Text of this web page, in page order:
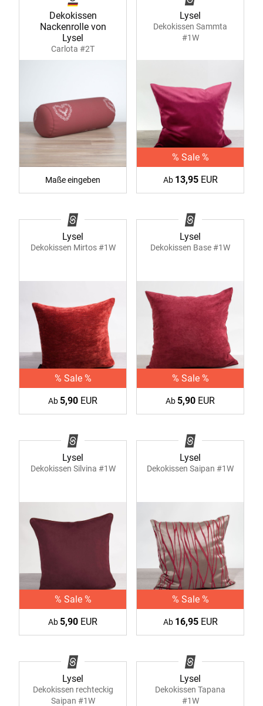
Dekokissen
Nackenrolle von
Lysel
Carlota #2T
Maße eingeben
Lysel
Dekokissen Sammta
#1W
% Sale %
Ab 13,95EUR
Lysel
Dekokissen Mirtos #1W
% Sale %
Ab 5,90 EUR
Lysel
Dekokissen Base #1W
% Sale %
Ab 5,90 EUR
Lysel
Dekokissen Silvina #1W
% Sale %
Ab 5,90 EUR
Lysel
Dekokissen Saipan #1W
% Sale %
Ab 16,95EUR
Lysel
Dekokissen rechteckig
Saipan #1W
Lysel
Dekokissen Tapana
#1W